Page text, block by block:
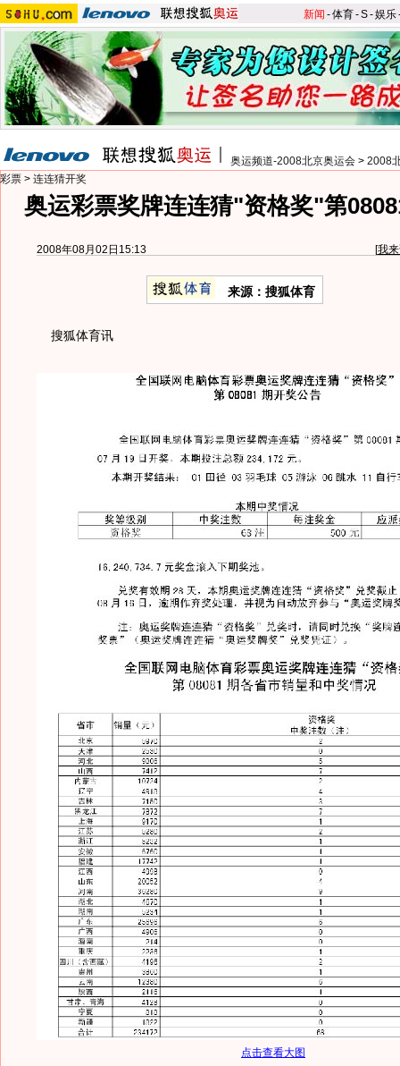
新闻 -体育-S-娱乐
奥运频道-2008北京奥运会 > 2008
彩票 > 连连猜开奖
奥运彩票奖牌连连猜"资格奖"第
2008年08月02日15:13 [我
来源：搜狐体育
搜狐体育讯
点击查看大图